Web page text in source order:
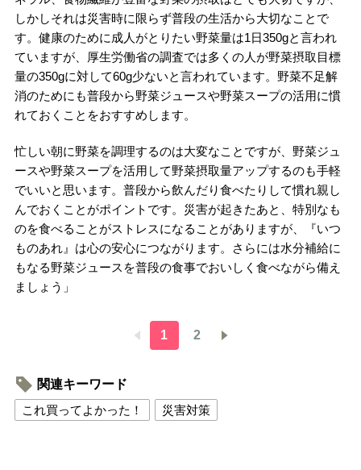
しかしそれは災害時に限らず普段の生活から大切なことで
す。健康のために成人がとりたい野菜量は1日350gと言われ
ていますが、厚生労働省の調査では多くの人が野菜摂取目標
量の350gに対して60g少ないと言われています。野菜不足解
消のためにも普段から野菜ジュースや野菜スープの活用に慣
れておくことをおすすめします。
忙しい朝に野菜を調理するのは大変なことですが、野菜ジュ
ースや野菜スープを活用して野菜摂取量アップするのも手軽
でいいと思います。普段から飲んだり食べたりして慣れ親し
んでおくことがポイントです。災害が起きたあと、特別なも
のを食べることがストレスになることがありますが、『いつ
ものあれ』は心の安心につながります。さらには水分補給に
もなる野菜ジュースを普段の食事でおいしく食べながら備え
ましょう」
1 2
関連キーワード
これ買ってよかった！
災害対策